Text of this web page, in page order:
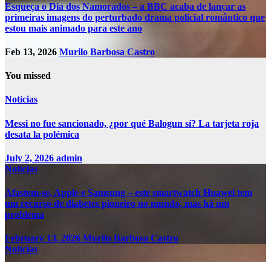
Esqueça o Dia dos Namorados – a BBC acaba de lançar as
primeiras imagens do perturbado drama policial romântico que
estou mais animado para este ano
Feb 13, 2026 Murilo Barbosa Castro
You missed
Notícias
Messi no fue sancionado, ¿por qué Balogun sí? La tarjeta roja
desata la polémica
July 2, 2026 admin
Notícias
Afastem-se, Apple e Samsung – este smartwatch Huawei tem
um recurso de diabetes pioneiro no mundo, mas há um
problema
February 13, 2026 Murilo Barbosa Castro
Notícias